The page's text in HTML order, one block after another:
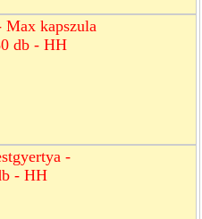
kapszula
db - HH
-
- HH